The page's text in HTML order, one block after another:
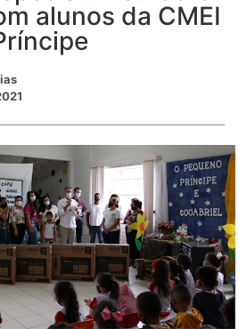
alunos da CMEI